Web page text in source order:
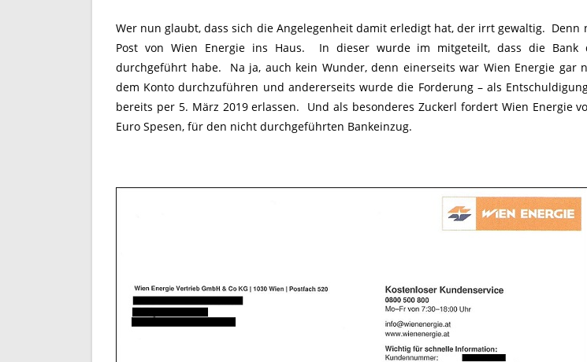
Wer nun glaubt, dass sich die Angelegenheit damit erledigt hat, der irrt gewaltig. Denn
Post von Wien Energie ins Haus. In dieser wurde im mitgeteilt, dass die Bank
durchgeführt habe. Na ja, auch kein Wunder, denn einerseits war Wien Energie gar
dem Konto durchzuführen und andererseits wurde die Forderung – als
bereits per 5. März 2019 erlassen. Und als besonderes Zuckerl fordert Wien Energie
Euro Spesen, für den nicht durchgeführten Bankeinzug.